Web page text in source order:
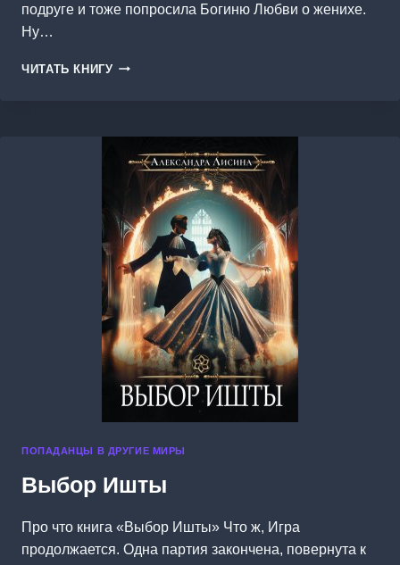
подруге и тоже попросила Богиню Любви о женихе.
Ну…
ЧИТАТЬ КНИГУ ПРИЗВАННАЯ
ПОПАДАНЦЫ В ДРУГИЕ МИРЫ
Выбор Ишты
Про что книга «Выбор Ишты» Что ж, Игра
продолжается. Одна партия закончена, повернута к